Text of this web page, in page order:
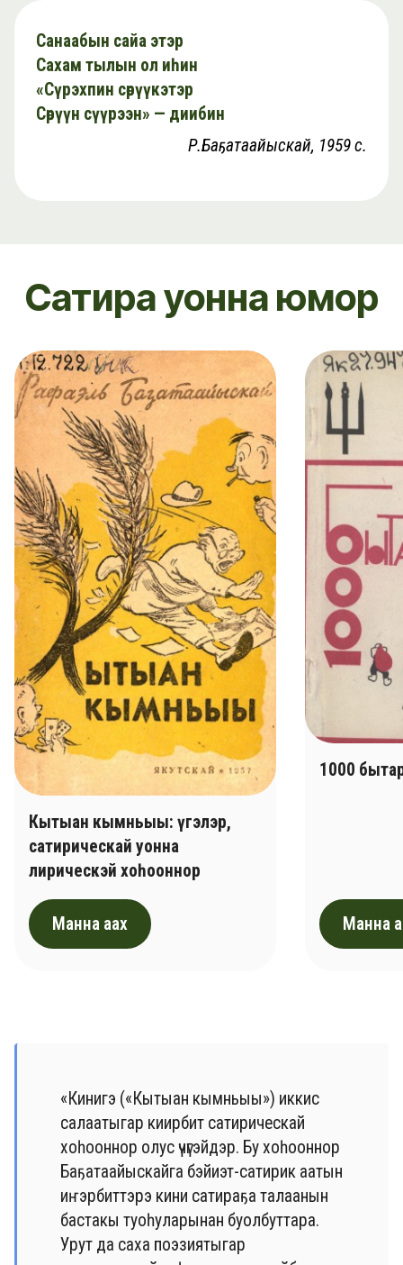
Санаабын сайа этэр
Сахам тылын ол иһин
«Сүрэхпин сөрүүкэтэр
Сөрүүн сүүрээн» — диибин
Р.Баҕатаайыскай, 1959 с.
Сатира уонна юмор
Кытыан кымньыы: үгэлэр,
сатирическай уонна
лирическэй хоһооннор
Манна аах
1000
Манна
«Кинигэ («Кытыан кымньыы») иккис
салаатыгар киирбит сатирическай
хоһооннор олус үчүгэйдэр. Бу хоһооннор
Баҕатаайыскайга бэйиэт-сатирик аатын
иҥэрбиттэрэ кини сатираҕа талаанын
бастакы туоһуларынан буолбуттара.
Урут да саха поэзиятыгар